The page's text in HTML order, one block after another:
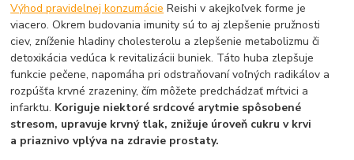
Výhod pravidelnej konzumácie Reishi v akejkoľvek forme je
viacero. Okrem budovania imunity sú to aj zlepšenie pružnosti
ciev, zníženie hladiny cholesterolu a zlepšenie metabolizmu či
detoxikácia vedúca k revitalizácii buniek. Táto huba zlepšuje
funkcie pečene, napomáha pri odstraňovaní voľných radikálov a
rozpúšťa krvné zrazeniny, čím môžete predchádzať mŕtvici a
infarktu. Koriguje niektoré srdcové arytmie spôsobené
stresom, upravuje krvný tlak, znižuje úroveň cukru v krvi
a priaznivo vplýva na zdravie prostaty.